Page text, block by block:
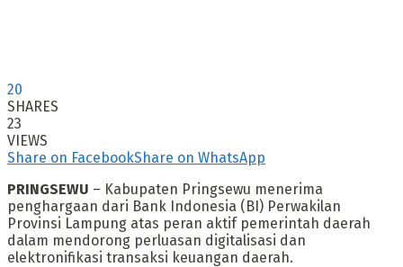
20
SHARES
23
VIEWS
Share on FacebookShare on WhatsApp
PRINGSEWU – Kabupaten Pringsewu menerima
penghargaan dari Bank Indonesia (BI) Perwakilan
Provinsi Lampung atas peran aktif pemerintah daerah
dalam mendorong perluasan digitalisasi dan
elektronifikasi transaksi keuangan daerah.